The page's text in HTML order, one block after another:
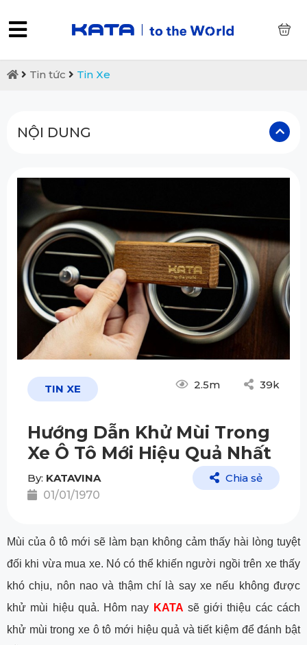
Tin tức Tin Xe
NỘI DUNG
TIN XE 2.5m 39k
Hướng Dẫn Khử Mùi Trong
Xe Ô Tô Mới Hiệu Quả Nhất
By: KATAVINA
01/01/1970
Chia sẻ
Mùi của ô tô mới sẽ làm bạn không cảm thấy hài lòng tuyệt
đối khi vừa mua xe. Nó có thể khiến người ngồi trên xe thấy
khó chịu, nôn nao và thậm chí là say xe nếu không được
khử mùi hiệu quả. Hôm nay KATA sẽ giới thiệu các cách
khử mùi trong xe ô tô mới hiệu quả và tiết kiệm để đánh bật